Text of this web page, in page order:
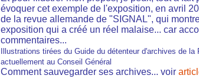
évoquer cet exemple de l'exposition, en avril
de la revue allemande de "SIGNAL", qui
exposition qui a créé un réel malaise... car
commentaires...
Illustrations tirées du Guide du détenteur d'archives de
actuellement au Conseil Général
Comment sauvegarder ses archives... voir